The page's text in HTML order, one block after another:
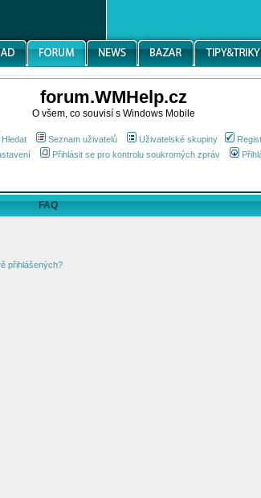
forum.WMHelp.cz
O všem, co souvisí s Windows Mobile
Hledat Seznam uživatelů Uživatelské skupiny
Přihlásit se pro kontrolu soukromých zpráv
FAQ
přihlášených?